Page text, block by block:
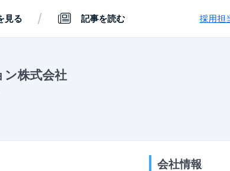
見る / 記事を読む 採用担
株式会社
会社情報